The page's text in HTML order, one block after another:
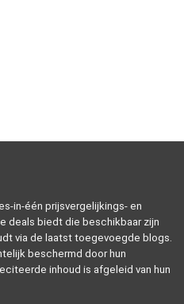
in-één prijsvergelijkings- en
deals biedt die beschikbaar zijn
via de laatst toegevoegde blogs.
beschermd door hun
inhoud is afgeleid van hun